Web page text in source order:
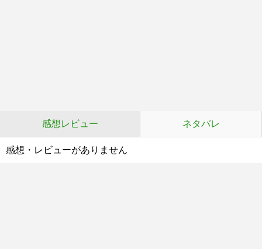
感想レビュー ネタバレ
感想・レビューがありません